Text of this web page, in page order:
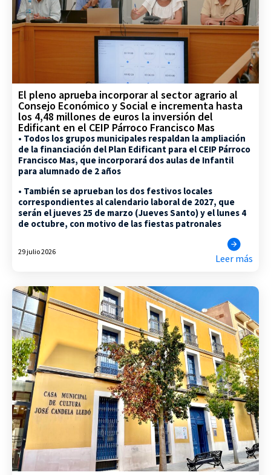
El pleno aprueba incorporar al sector agrario al
Consejo Económico y Social e incrementa hasta
los 4,48 millones de euros la inversión del
Edificant en el CEIP Párroco Francisco Mas
• Todos los grupos municipales respaldan la ampliación
de la financiación del Plan Edificant para el CEIP Párroco
Francisco Mas, que incorporará dos aulas de Infantil
para alumnado de 2 años
• También se aprueban los dos festivos locales
correspondientes al calendario laboral de 2027, que
serán el jueves 25 de marzo (Jueves Santo) y el lunes 4
de octubre, con motivo de las fiestas patronales
29 julio 2026
Leer más